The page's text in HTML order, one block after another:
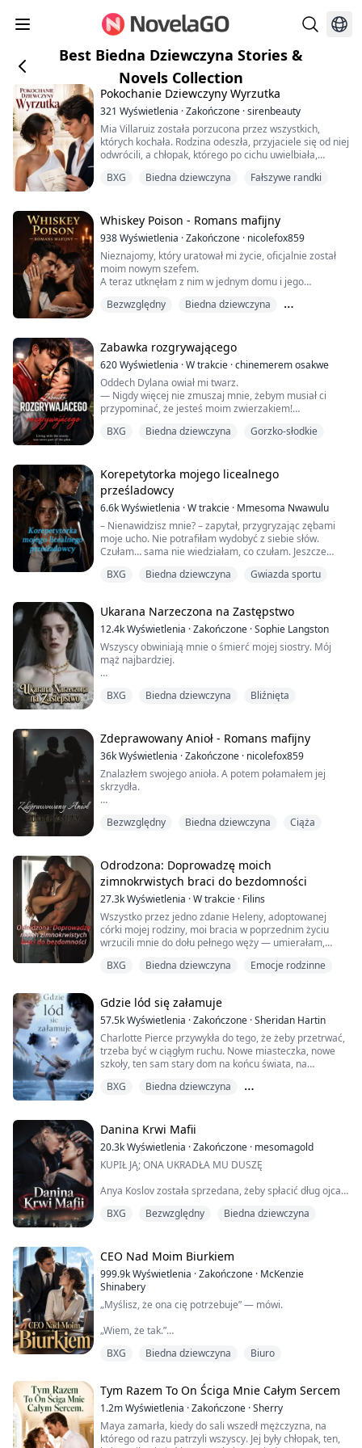
Best Biedna Dziewczyna Stories &
Novels Collection
Pokochanie Dziewczyny Wyrzutka
321 Wyświetlenia ·Zakończone ·sirenbeauty
Mia Villaruiz została porzucona przez wszystkich,
których kochała. Rodzina odeszła, przyjaciele się od niej
odwrócili, a chłopak, którego po cichu uwielbiała,
nie oczekując od nikogo niczego.
magnetyczny i niemożliwy do zignorowania, dostrzegł
dziewczynę, o której nikt inny już nie pamiętał.
Kied...
BXG Biedna dziewczyna Fałszywe randki
Whiskey Poison - Romans mafijny
938Wyświetlenia ·Zakończone · nicolefox859
Nieznajomy, który uratował mi życie, oficjalnie został
moim nowym szefem.
A teraz utknęłam z nim w jednym domu i jego
Dopóki nie znajdę sposobu, żeby wydostać stąd nas
Jest prezesem.
Donem Bratwy.
Moim nowym szefem...
A teraz także moim więziennym strażnikiem.
Timofey Viktorov nie ma żadnych skrupułów, by
szantażem zmusić mnie do swojego układu.
Mieszkaj w mojej rezydencji......
Bezwzględny
Biedna dziewczyna
Zabawka rozgrywającego
620Wyświetlenia ·W trakcie ·chinemerem osakwe
Oddech Dylana owiał mi twarz.
— Nigdy więcej nie zmuszaj mnie, żebym musiał ci
przypominać, że jesteś moim zwierzakiem!
— Puść mnie… — wychrypiałam, kiedy jego dłoń
Życie Reet już się rozpada.
Gdy traci dom, jej ojciec trafia do więzienia, a Dylan
Carter — szkolny „zły chłopiec” — obiera ją sobie za
ulubiony cel, Reet przeklina swój los w chwili, gd...
BXG Biedna dziewczyna Gorzko-słodkie
Korepetytorka mojego licealnego
prześladowcy
6.6kWyświetlenia ·W trakcie · Mmesoma Nwawulu
– Nienawidzisz mnie? – zapytał, przygryzając zębami
moje ucho. Nie potrafiłam wydobyć z siebie słów.
Czułam… sama nie wiedziałam, co czułam. Jeszcze
kiedy był tak blisko, tak blisko, że czułam jego oddech
– Nienawidzisz mnie? – zapytał znowu, a jego głos
zabrzmiał przy moim uchu jak niski pomruk.
– Ja… ja...
BXG Biedna dziewczyna Gwiazda sportu
Ukarana Narzeczona na Zastępstwo
12.4kWyświetlenia ·Zakończone ·Sophie Langston
Wszyscy obwiniają mnie o śmierć mojej siostry. Mój
mąż najbardziej.
żebym zapłaciła za życie, którego już nigdy nie
Chciałam umrzeć. Nawet na to mi nie pozwolił.
Ale dziś w nocy ktoś wsunął mi do ręki paszport. Bilet
na lot stąd. Szansę, żeby zniknąć.
I wyszeptane...
BXG Biedna dziewczyna Bliźnięta
Zdeprawowany Anioł - Romans mafijny
36kWyświetlenia ·Zakończone · nicolefox859
Znalazłem swojego anioła. A potem połamałem jej
skrzydła.
świecie.
strzępy.
Ona myśli, że jest twarda. Myśli, że da sobie ze mną
radę.
Ale nie ma pojęcia, jak głęboko sięga mój mrok.
Najlepiej było, że wziąłem ją na jedną noc i zostawiłem
za ...
Bezwzględny Biedna dziewczyna Ciąża
Odrodzona: Doprowadzę moich
zimnokrwistych braci do bezdomności
27.3kWyświetlenia ·W trakcie · Filins
Wszystko przez jedno zdanie Heleny, adoptowanej
córki mojej rodziny, moi bracia w poprzednim życiu
wrzucili mnie do dołu pełnego węży — umierałam,
Dokładnie wróciłam do chwili, gdy bracia zaczęli mnie
zmuszać do oddawania krwi, żebym była osobistym
królikiem doświadczalnym Heleny.
Tym razem nie mam z...
BXG Biedna dziewczyna Emocje rodzinne
Gdzie lód się załamuje
57.5kWyświetlenia ·Zakończone ·Sheridan Hartin
Charlotte Pierce przywykła do tego, że żeby przetrwać,
trzeba być w ciągłym ruchu. Nowe miasteczka, nowe
szkoły, ten sam stary dom na końcu świata, na
Trzymać jej bliźniaczego brata, Charliego,
śpi za mało, a jedyną rzecz, która wciąż wydaje s...
BXG
Biedna dziewczyna
Danina Krwi Mafii
20.3kWyświetlenia ·Zakończone · mesomagold
KUPIŁ JĄ; ONA UKRADŁA MU DUSZĘ
Anya Koslov została sprzedana, żeby spłacić dług ojca,
Moskwie. Teraz jest własnością Nikołaja Markowa,
— Proszę… zrobię wszystko — wyszeptała Anya, a jej
głos był jak cieniutka nitka w miażdżącej ciszy sali. Klę...
BXG Bezwzględny Biedna dziewczyna
CEO Nad Moim Biurkiem
999.9kWyświetlenia ·Zakończone · McKenzie
Shinabery
„Myślisz, że ona cię potrzebuje” — mówi.
„Wiem, że tak.”
„A co, jeśli nie chce takiej ochrony?”
„Będzie chciała” — odpowiadam, a mój głos
nieznacznie cichnie. „Bo potrzebuje faceta, który
potrafi dać jej cały świat.”
„A jeśli świat stanie w ogniu?”
BXG Biedna dziewczyna Biuro
Tym Razem To On Ściga Mnie Całym Sercem
1.2mWyświetlenia ·Zakończone ·Sherry
Maya zamarła, kiedy do sali wszedł mężczyzna, na
którego od razu patrzyli wszyscy. Jej były chłopak, ten,